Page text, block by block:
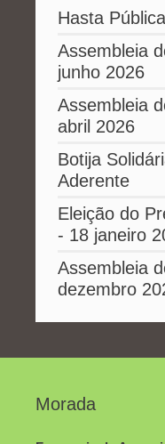
Hasta Pública
Assembleia
junho 2026
Assembleia
abril 2026
Botija
Aderente
Eleição do
- 18 janeiro
Assembleia
dezembro
Morada